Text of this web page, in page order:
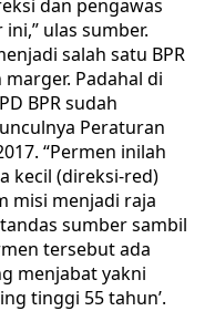
dan pengawas
ulas sumber.
salah satu BPR
Padahal di
BPR sudah
Peraturan
“Permen inilah
kecil (direksi-red)
misi menjadi raja
sumber sambil
tersebut ada
menjabat yakni
tinggi 55 tahun’.